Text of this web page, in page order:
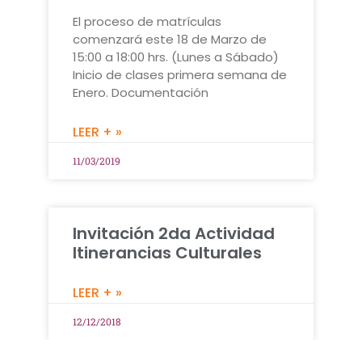
El proceso de matrículas
comenzará este 18 de Marzo de
15:00 a 18:00 hrs. (Lunes a Sábado)
Inicio de clases primera semana de
Enero. Documentación
LEER + »
11/03/2019
Invitación 2da Actividad
Itinerancias Culturales
LEER + »
12/12/2018